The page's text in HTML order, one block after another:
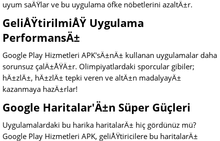
uyum saÄŸlar ve bu uygulama öfke nöbetlerini azaltÄ±r.
GeliÅŸtirilmiÅŸ Uygulama
PerformansÄ±
Google Play Hizmetleri APK'sÄ±nÄ± kullanan uygulamalar daha
sorunsuz çalÄ±ÅŸÄ±r. Olimpiyatlardaki sporcular gibiler;
hÄ±zlÄ±, hÄ±zlÄ± tepki veren ve altÄ±n madalyayÄ±
kazanmaya hazÄ±rlar!
Google Haritalar'Ä±n Süper Güçleri
Uygulamalardaki bu harika haritalarÄ± hiç gördünüz mü?
Google Play Hizmetleri APK, geliÅŸtiricilere bu haritalarÄ±